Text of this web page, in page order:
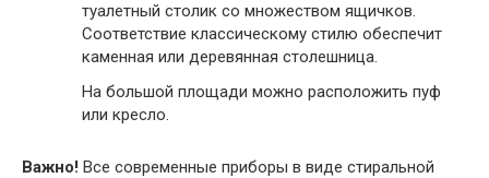
туалетный столик со множеством ящичков.
Соответствие классическому стилю обеспечит
каменная или деревянная столешница.
На большой площади можно расположить пуф
или кресло.
Важно! Все современные приборы в виде стиральной